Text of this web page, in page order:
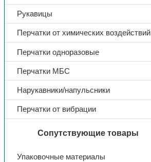
Рукавицы
Перчатки от химических воздействий
Перчатки одноразовые
Перчатки МБС
Нарукавники/напульсники
Перчатки от вибрации
Сопутствующие товары
Упаковочные материалы